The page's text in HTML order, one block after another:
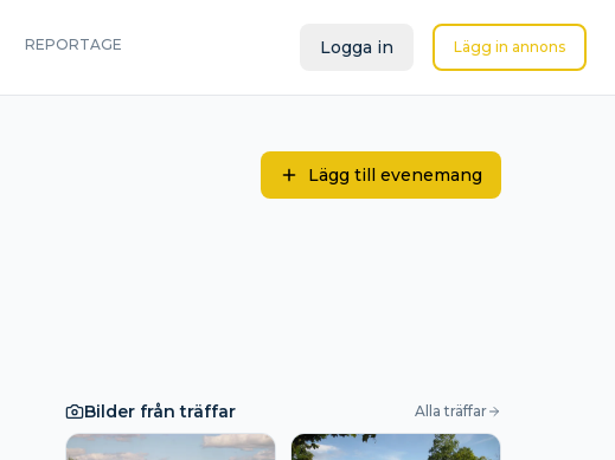
REPORTAGE Logga in Lägg in annons
Lägg till evenemang
Bilder från träffar Alla träffar